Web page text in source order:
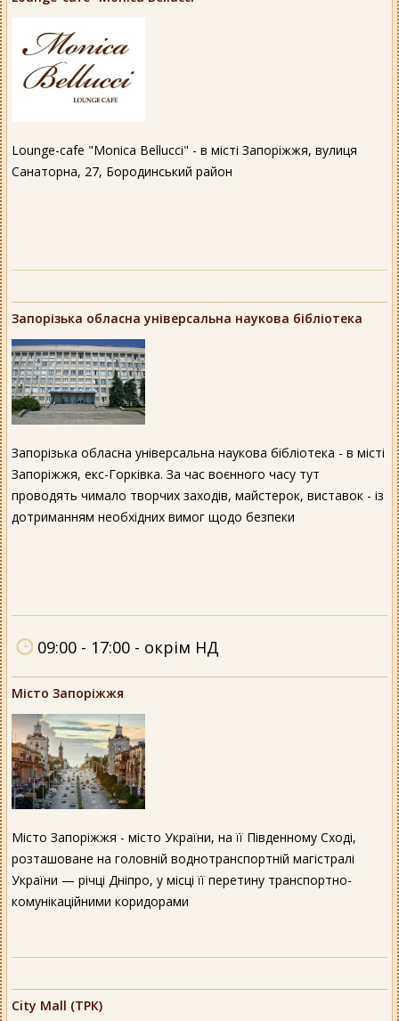
Lounge-cafe "Monica Bellucci" - в місті Запоріжжя, вулиця
Санаторна, 27, Бородинський район
Запорізька обласна універсальна наукова бібліотека
Запорізька обласна універсальна наукова бібліотека - в місті
Запоріжжя, екс-Горківка. За час воєнного часу тут
проводять чимало творчих заходів, майстерок, виставок - із
дотриманням необхідних вимог щодо безпеки
09:00 - 17:00 - окрім НД
Місто Запоріжжя
Місто Запоріжжя - місто України, на її Південному Сході,
розташоване на головній воднотранспортній магістралі
України — річці Дніпро, у місці її перетину транспортно-
комунікаційними коридорами
City Mall (ТРК)